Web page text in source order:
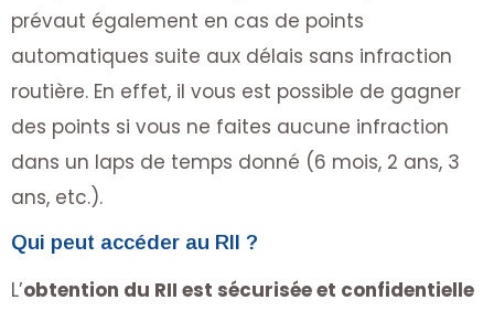
prévaut également en cas de points
automatiques suite aux délais sans infraction
routière. En effet, il vous est possible de gagner
des points si vous ne faites aucune infraction
dans un laps de temps donné (6 mois, 2 ans, 3
ans, etc.).
Qui peut accéder au RII ?
L’obtention du RII est sécurisée et confidentielle